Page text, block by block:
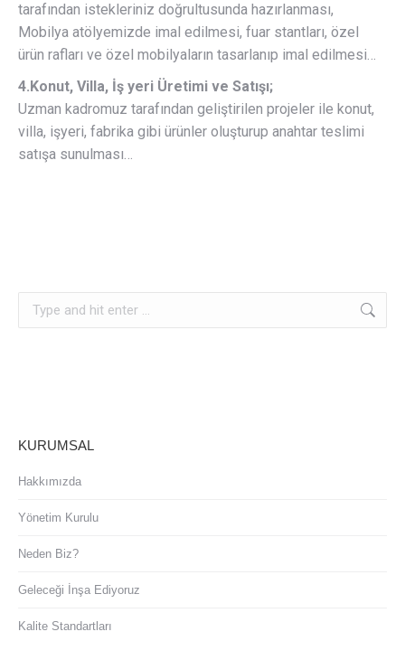
tarafından istekleriniz doğrultusunda hazırlanması,
Mobilya atölyemizde imal edilmesi, fuar stantları, özel
ürün rafları ve özel mobilyaların tasarlanıp imal edilmesi…
4.Konut, Villa, İş yeri Üretimi ve Satışı;
Uzman kadromuz tarafından geliştirilen projeler ile konut,
villa, işyeri, fabrika gibi ürünler oluşturup anahtar teslimi
satışa sunulması…
KURUMSAL
Hakkımızda
Yönetim Kurulu
Neden Biz?
Geleceği İnşa Ediyoruz
Kalite Standartları